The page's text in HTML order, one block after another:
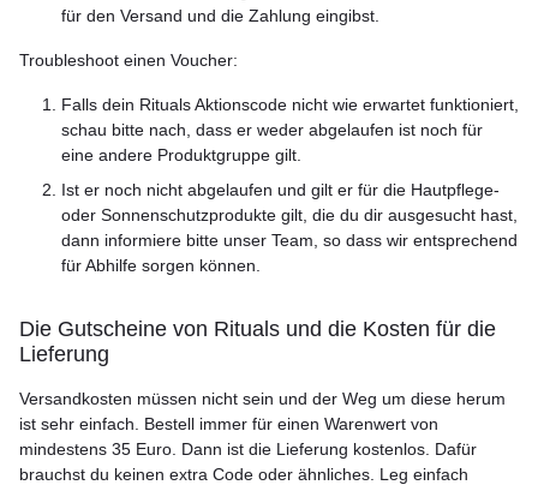
für den Versand und die Zahlung eingibst.
Troubleshoot einen Voucher:
Falls dein Rituals Aktionscode nicht wie erwartet funktioniert,
schau bitte nach, dass er weder abgelaufen ist noch für
eine andere Produktgruppe gilt.
Ist er noch nicht abgelaufen und gilt er für die Hautpflege-
oder Sonnenschutzprodukte gilt, die du dir ausgesucht hast,
dann informiere bitte unser Team, so dass wir entsprechend
für Abhilfe sorgen können.
Die Gutscheine von Rituals und die Kosten für die
Lieferung
Versandkosten müssen nicht sein und der Weg um diese herum
ist sehr einfach. Bestell immer für einen Warenwert von
mindestens 35 Euro. Dann ist die Lieferung kostenlos. Dafür
brauchst du keinen extra Code oder ähnliches. Leg einfach